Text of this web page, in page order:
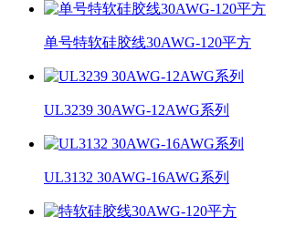
单号特软硅胶线30AWG-120平方
UL3239 30AWG-12AWG系列
UL3132 30AWG-16AWG系列